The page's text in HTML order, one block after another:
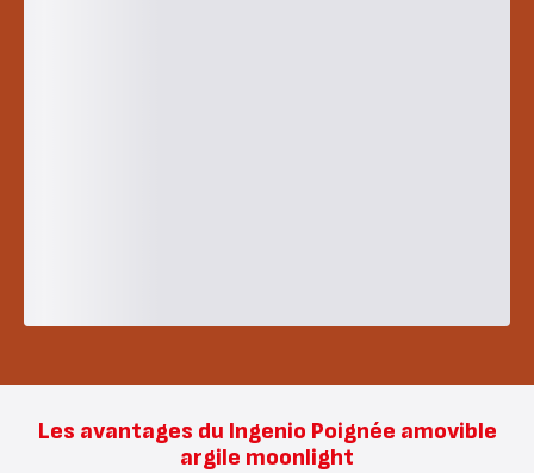
Les avantages du Ingenio Poignée amovible
argile moonlight